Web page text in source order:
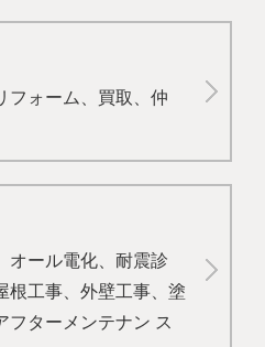
フォーム、買取、仲
オール電化、耐震診
根工事、外壁工事、塗
フターメンテナン ス